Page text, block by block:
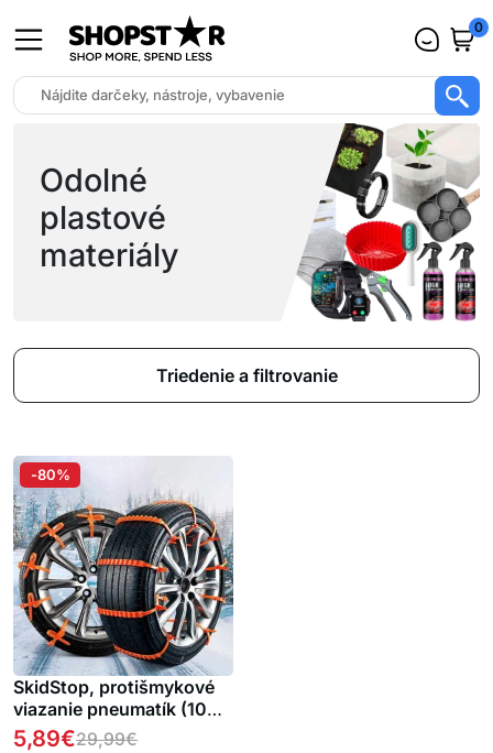
0
Odolné
plastové
materiály
Triedenie a filtrovanie
SkidStop, protišmykové
viazanie pneumatík (10
ks)
5,89€29,99€
-80%